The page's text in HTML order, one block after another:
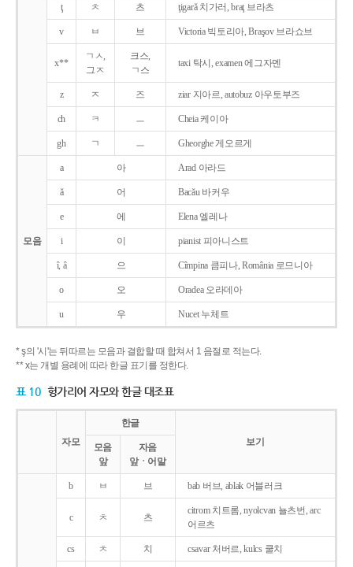
ţ ㅊ 츠 ţigarǎ 치가러, braţ 브라츠
v ㅂ 브 Victoria 빅토리아, Braşov 브라쇼브
x**
ㄱㅅ,
그ㅈ
크스,
ㄱ스
taxi 탁시, examen 에그자멘
z ㅈ 즈 ziar 지아르, autobuz 아우토부즈
ch ㅋ ㅡ Cheia 케이아
gh ㄱ ㅡ Gheorghe 게오르게
모음
a 아 Arad 아라드
ǎ 어 Bacǎu 바커우
e 에 Elena 엘레나
i 이 pianist 피아니스트
î, â 으 Cîmpina 큼피나, România 로므니아
o 오 Oradea 오라데아
u 우 Nucet 누체트
* ş의 '시'는 뒤따르는 모음과 결합할 때 합쳐서 1 음절로 적는다.
** x는 개별 용례에 따라 한글 표기를 정한다.
표 10 헝가리어 자모와 한글 대조표
자모
한글
보기
모음
앞
자음
앞ㆍ어말
b ㅂ 브 bab 버브, ablak 어블러크
c ㅊ 츠
citrom 치트롬, nyolcvan 뇰츠번, arc
어르츠
cs ㅊ 치 csavar 처버르, kulcs 쿨치